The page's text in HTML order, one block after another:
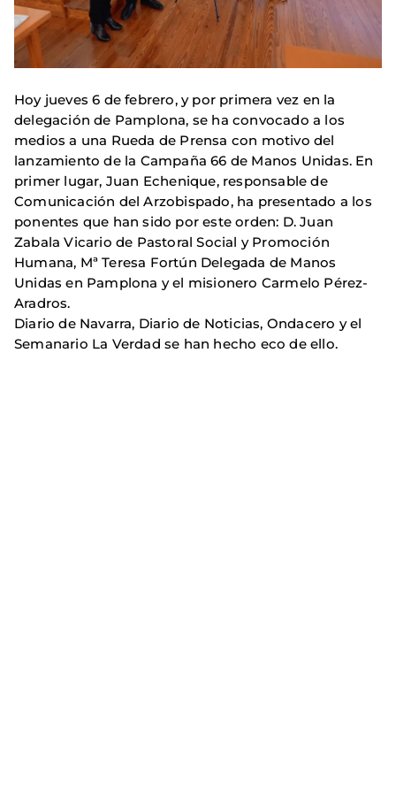
Hoy jueves 6 de febrero, y por primera vez en la
delegación de Pamplona, se ha convocado a los
medios a una Rueda de Prensa con motivo del
lanzamiento de la Campaña 66 de Manos Unidas. En
primer lugar, Juan Echenique, responsable de
Comunicación del Arzobispado, ha presentado a los
ponentes que han sido por este orden: D. Juan
Zabala Vicario de Pastoral Social y Promoción
Humana, Mª Teresa Fortún Delegada de Manos
Unidas en Pamplona y el misionero Carmelo Pérez-
Aradros.
Diario de Navarra, Diario de Noticias, Ondacero y el
Semanario La Verdad se han hecho eco de ello.